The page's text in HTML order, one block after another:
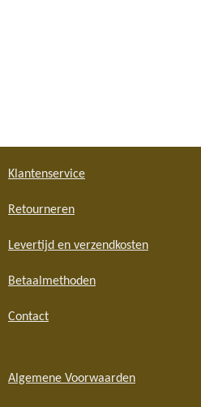
Klantenservice
Retourneren
Levertijd en verzendkosten
Betaalmethoden
Contact
Algemene Voorwaarden